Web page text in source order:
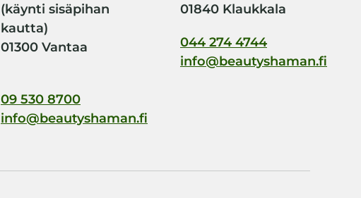
(käynti sisäpihan
kautta)
01300 Vantaa
09 530 8700
info@beautyshaman.fi
01840 Klaukkala
044 274 4744
info@beautyshaman.fi